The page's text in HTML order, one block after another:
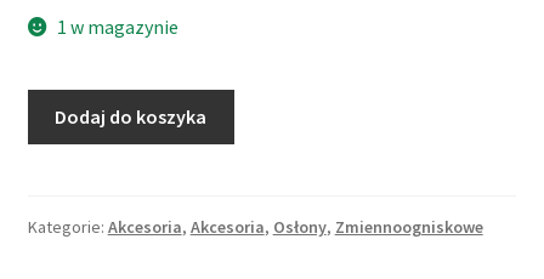
1 w magazynie
Olympus
osłona
Dodaj do koszyka
Kategorie: Akcesoria, Akcesoria, Osłony, Zmiennoogniskowe